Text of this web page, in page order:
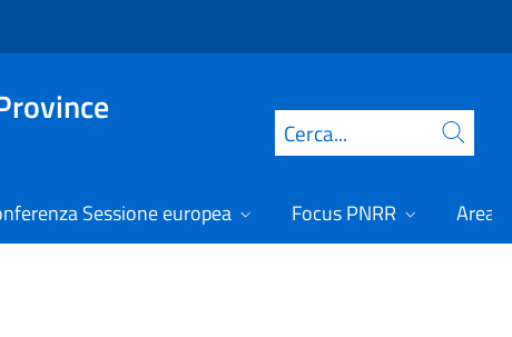
Cerca
Sessione europea Focus PNRR Area